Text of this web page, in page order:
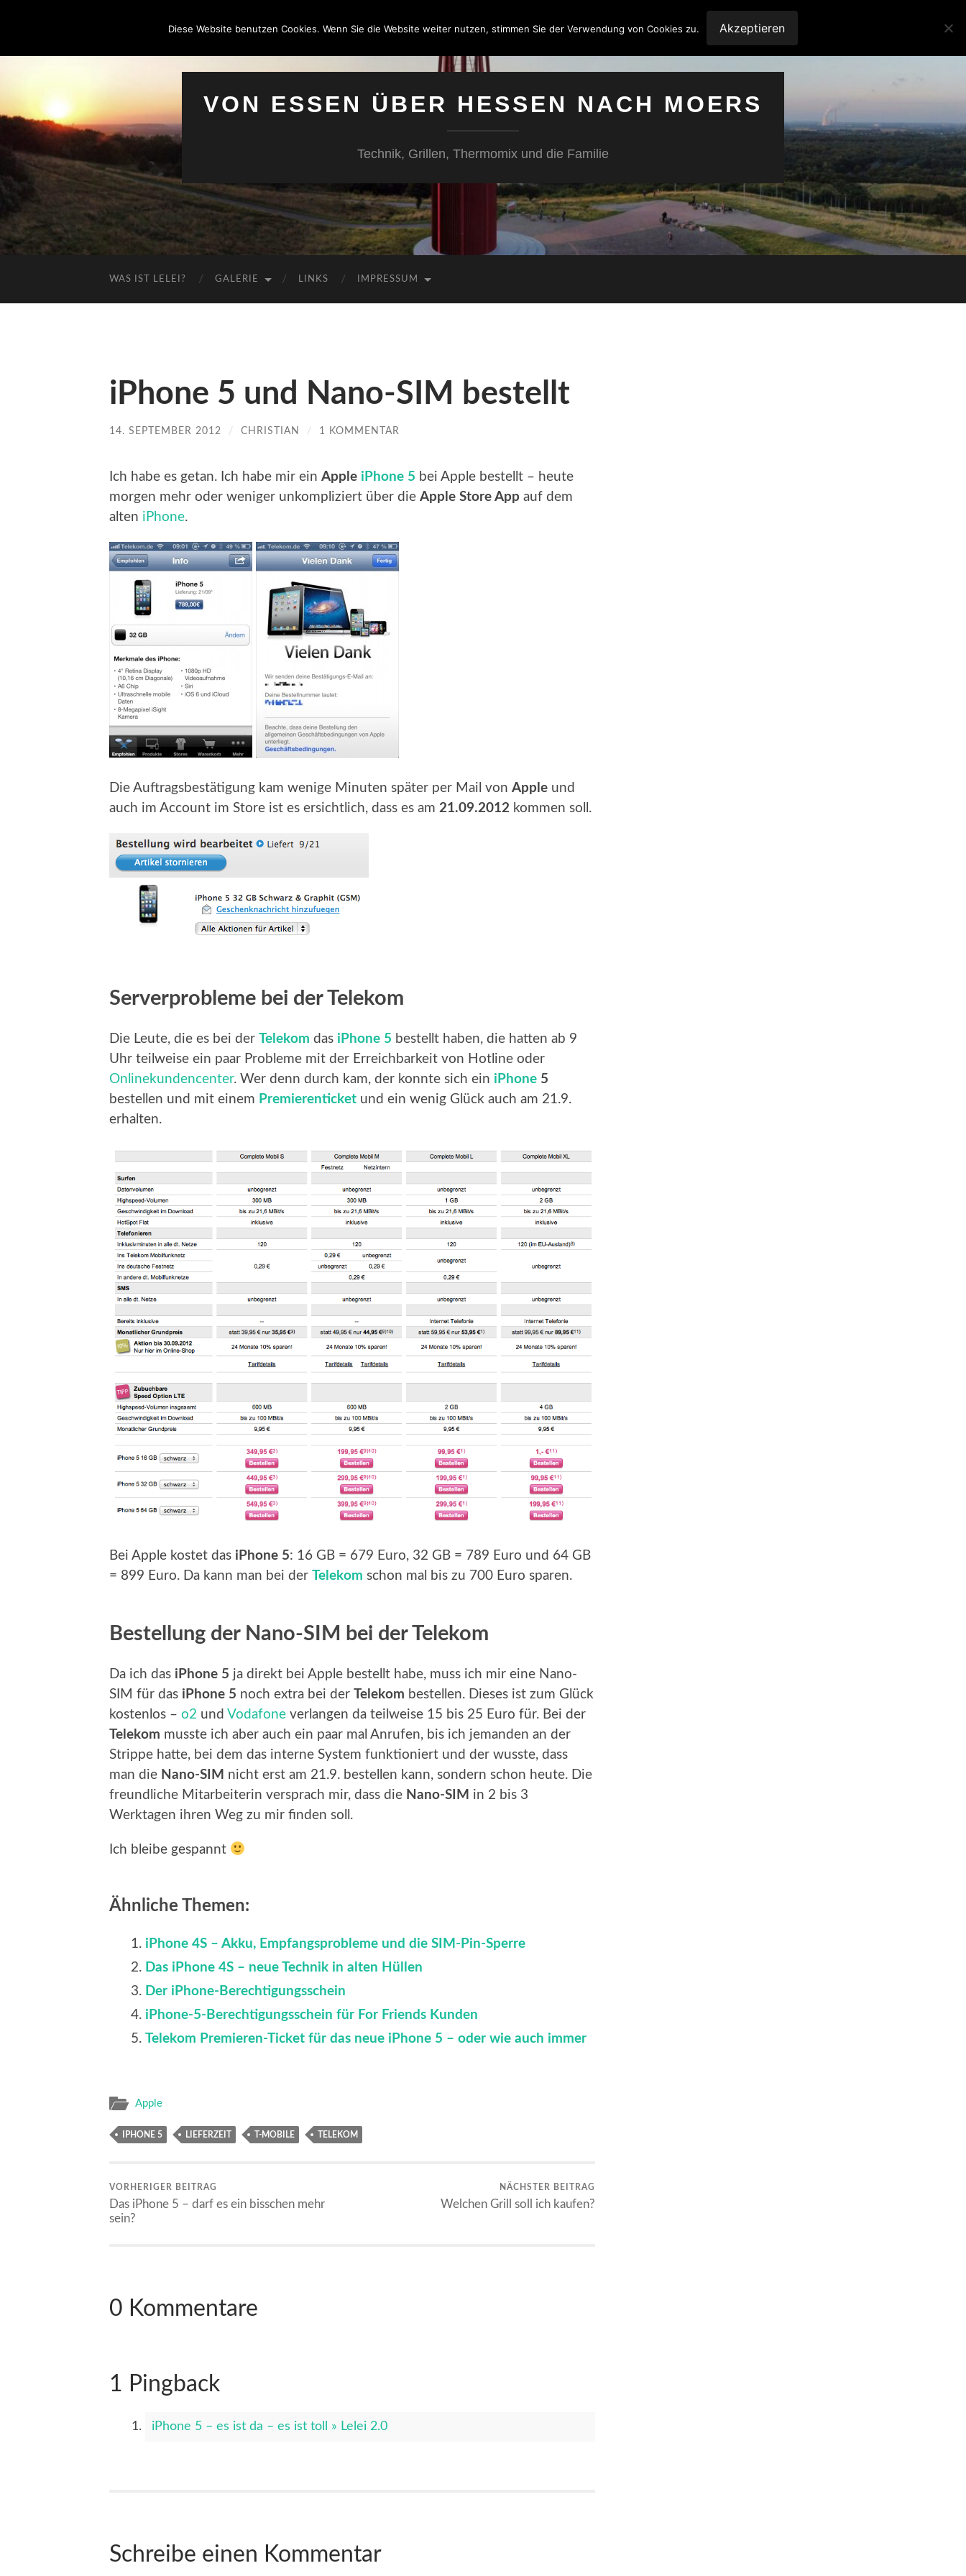
VON ESSEN ÜBER HESSEN NACH MOERS
Technik, Grillen, Thermomix und die Familie
WAS IST LELEI? GALERIE LINKS IMPRESSUM
iPhone 5 und Nano-SIM bestellt
14. SEPTEMBER 2012 / CHRISTIAN / 1 KOMMENTAR
Ich habe es getan. Ich habe mir ein Apple iPhone 5 bei Apple bestellt – heute
morgen mehr oder weniger unkompliziert über die Apple Store App auf dem
alten iPhone.
Die Auftragsbestätigung kam wenige Minuten später per Mail von Apple und
auch im Account im Store ist es ersichtlich, dass es am 21.09.2012 kommen soll.
Serverprobleme bei der Telekom
Die Leute, die es bei der Telekom das iPhone 5 bestellt haben, die hatten ab 9
Uhr teilweise ein paar Probleme mit der Erreichbarkeit von Hotline oder
Onlinekundencenter. Wer denn durch kam, der konnte sich ein iPhone 5
bestellen und mit einem Premierenticket und ein wenig Glück auch am 21.9.
erhalten.
Bei Apple kostet das iPhone 5: 16 GB = 679 Euro, 32 GB = 789 Euro und 64 GB
= 899 Euro. Da kann man bei der Telekom schon mal bis zu 700 Euro sparen.
Bestellung der Nano-SIM bei der Telekom
Da ich das iPhone 5 ja direkt bei Apple bestellt habe, muss ich mir eine Nano-
SIM für das iPhone 5 noch extra bei der Telekom bestellen. Dieses ist zum Glück
kostenlos – o2 und Vodafone verlangen da teilweise 15 bis 25 Euro für. Bei der
Telekom musste ich aber auch ein paar mal Anrufen, bis ich jemanden an der
Strippe hatte, bei dem das interne System funktioniert und der wusste, dass
man die Nano-SIM nicht erst am 21.9. bestellen kann, sondern schon heute. Die
freundliche Mitarbeiterin versprach mir, dass die Nano-SIM in 2 bis 3
Werktagen ihren Weg zu mir finden soll.
Ich bleibe gespannt
Ähnliche Themen:
iPhone 4S – Akku, Empfangsprobleme und die SIM-Pin-Sperre
Das iPhone 4S – neue Technik in alten Hüllen
Der iPhone-Berechtigungsschein
iPhone-5-Berechtigungsschein für For Friends Kunden
Telekom Premieren-Ticket für das neue iPhone 5 – oder wie auch immer
Apple
IPHONE 5 LIEFERZEIT T-MOBILE TELEKOM
VORHERIGER BEITRAG
Das iPhone 5 – darf es ein bisschen mehr
sein?
NÄCHSTER BEITRAG
Welchen Grill soll ich kaufen?
0 Kommentare
1 Pingback
iPhone 5 – es ist da – es ist toll » Lelei 2.0
Schreibe einen Kommentar
Diese Website benutzen Cookies. Wenn Sie die Website weiter nutzen, stimmen Sie der Verwendung von Cookies zu. Akzeptieren